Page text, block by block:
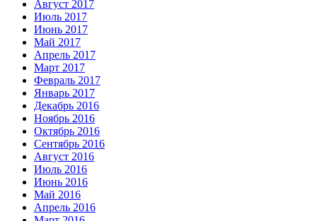
Август 2017
Июль 2017
Июнь 2017
Май 2017
Апрель 2017
Март 2017
Февраль 2017
Январь 2017
Декабрь 2016
Ноябрь 2016
Октябрь 2016
Сентябрь 2016
Август 2016
Июль 2016
Июнь 2016
Май 2016
Апрель 2016